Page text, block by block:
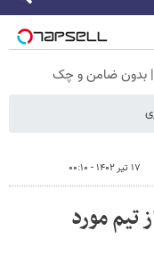
۱۷ تیر ۱۴۰۲ - ۰۰:۱۰
مورد